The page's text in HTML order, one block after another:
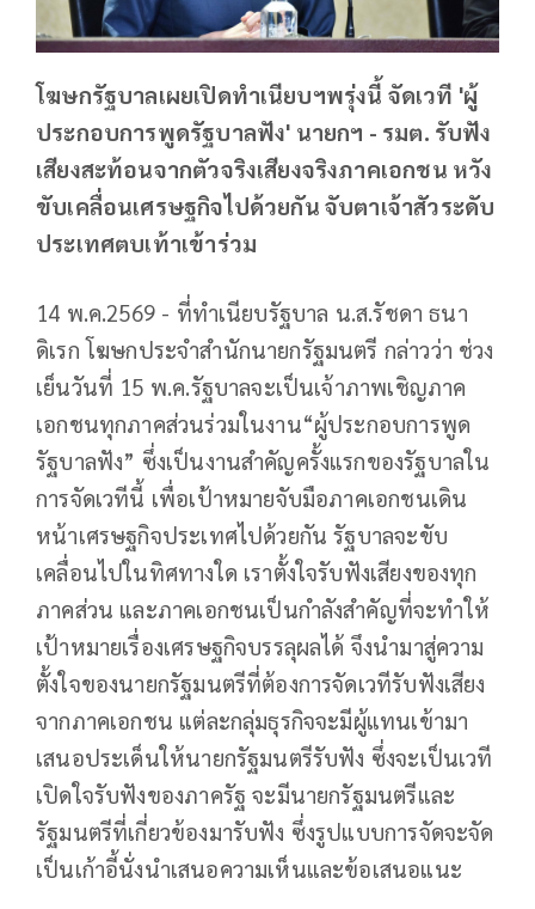
โฆษกรัฐบาลเผยเปิดทำเนียบฯพรุ่งนี้ จัดเวที 'ผู้
ประกอบการพูดรัฐบาลฟัง' นายกฯ - รมต. รับฟัง
เสียงสะท้อนจากตัวจริงเสียงจริงภาคเอกชน หวัง
ขับเคลื่อนเศรษฐกิจไปด้วยกัน จับตาเจ้าสัวระดับ
ประเทศตบเท้าเข้าร่วม
14 พ.ค.2569 - ที่ทำเนียบรัฐบาล น.ส.รัชดา ธนา
ดิเรก โฆษกประจำสำนักนายกรัฐมนตรี กล่าวว่า ช่วง
เย็นวันที่ 15 พ.ค.รัฐบาลจะเป็นเจ้าภาพเชิญภาค
เอกชนทุกภาคส่วนร่วมในงาน“ผู้ประกอบการพูด
รัฐบาลฟัง” ซึ่งเป็นงานสำคัญครั้งแรกของรัฐบาลใน
การจัดเวทีนี้ เพื่อเป้าหมายจับมือภาคเอกชนเดิน
หน้าเศรษฐกิจประเทศไปด้วยกัน รัฐบาลจะขับ
เคลื่อนไปในทิศทางใด เราตั้งใจรับฟังเสียงของทุก
ภาคส่วน และภาคเอกชนเป็นกำลังสำคัญที่จะทำให้
เป้าหมายเรื่องเศรษฐกิจบรรลุผลได้ จึงนำมาสู่ความ
ตั้งใจของนายกรัฐมนตรีที่ต้องการจัดเวทีรับฟังเสียง
จากภาคเอกชน แต่ละกลุ่มธุรกิจจะมีผู้แทนเข้ามา
เสนอประเด็นให้นายกรัฐมนตรีรับฟัง ซึ่งจะเป็นเวที
เปิดใจรับฟังของภาครัฐ จะมีนายกรัฐมนตรีและ
รัฐมนตรีที่เกี่ยวข้องมารับฟัง ซึ่งรูปแบบการจัดจะจัด
เป็นเก้าอี้นั่งนำเสนอความเห็นและข้อเสนอแนะ